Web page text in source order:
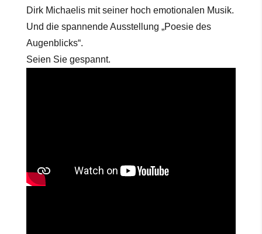
Dirk Michaelis mit seiner hoch emotionalen Musik.
Und die spannende Ausstellung „Poesie des
Augenblicks“.
Seien Sie gespannt.